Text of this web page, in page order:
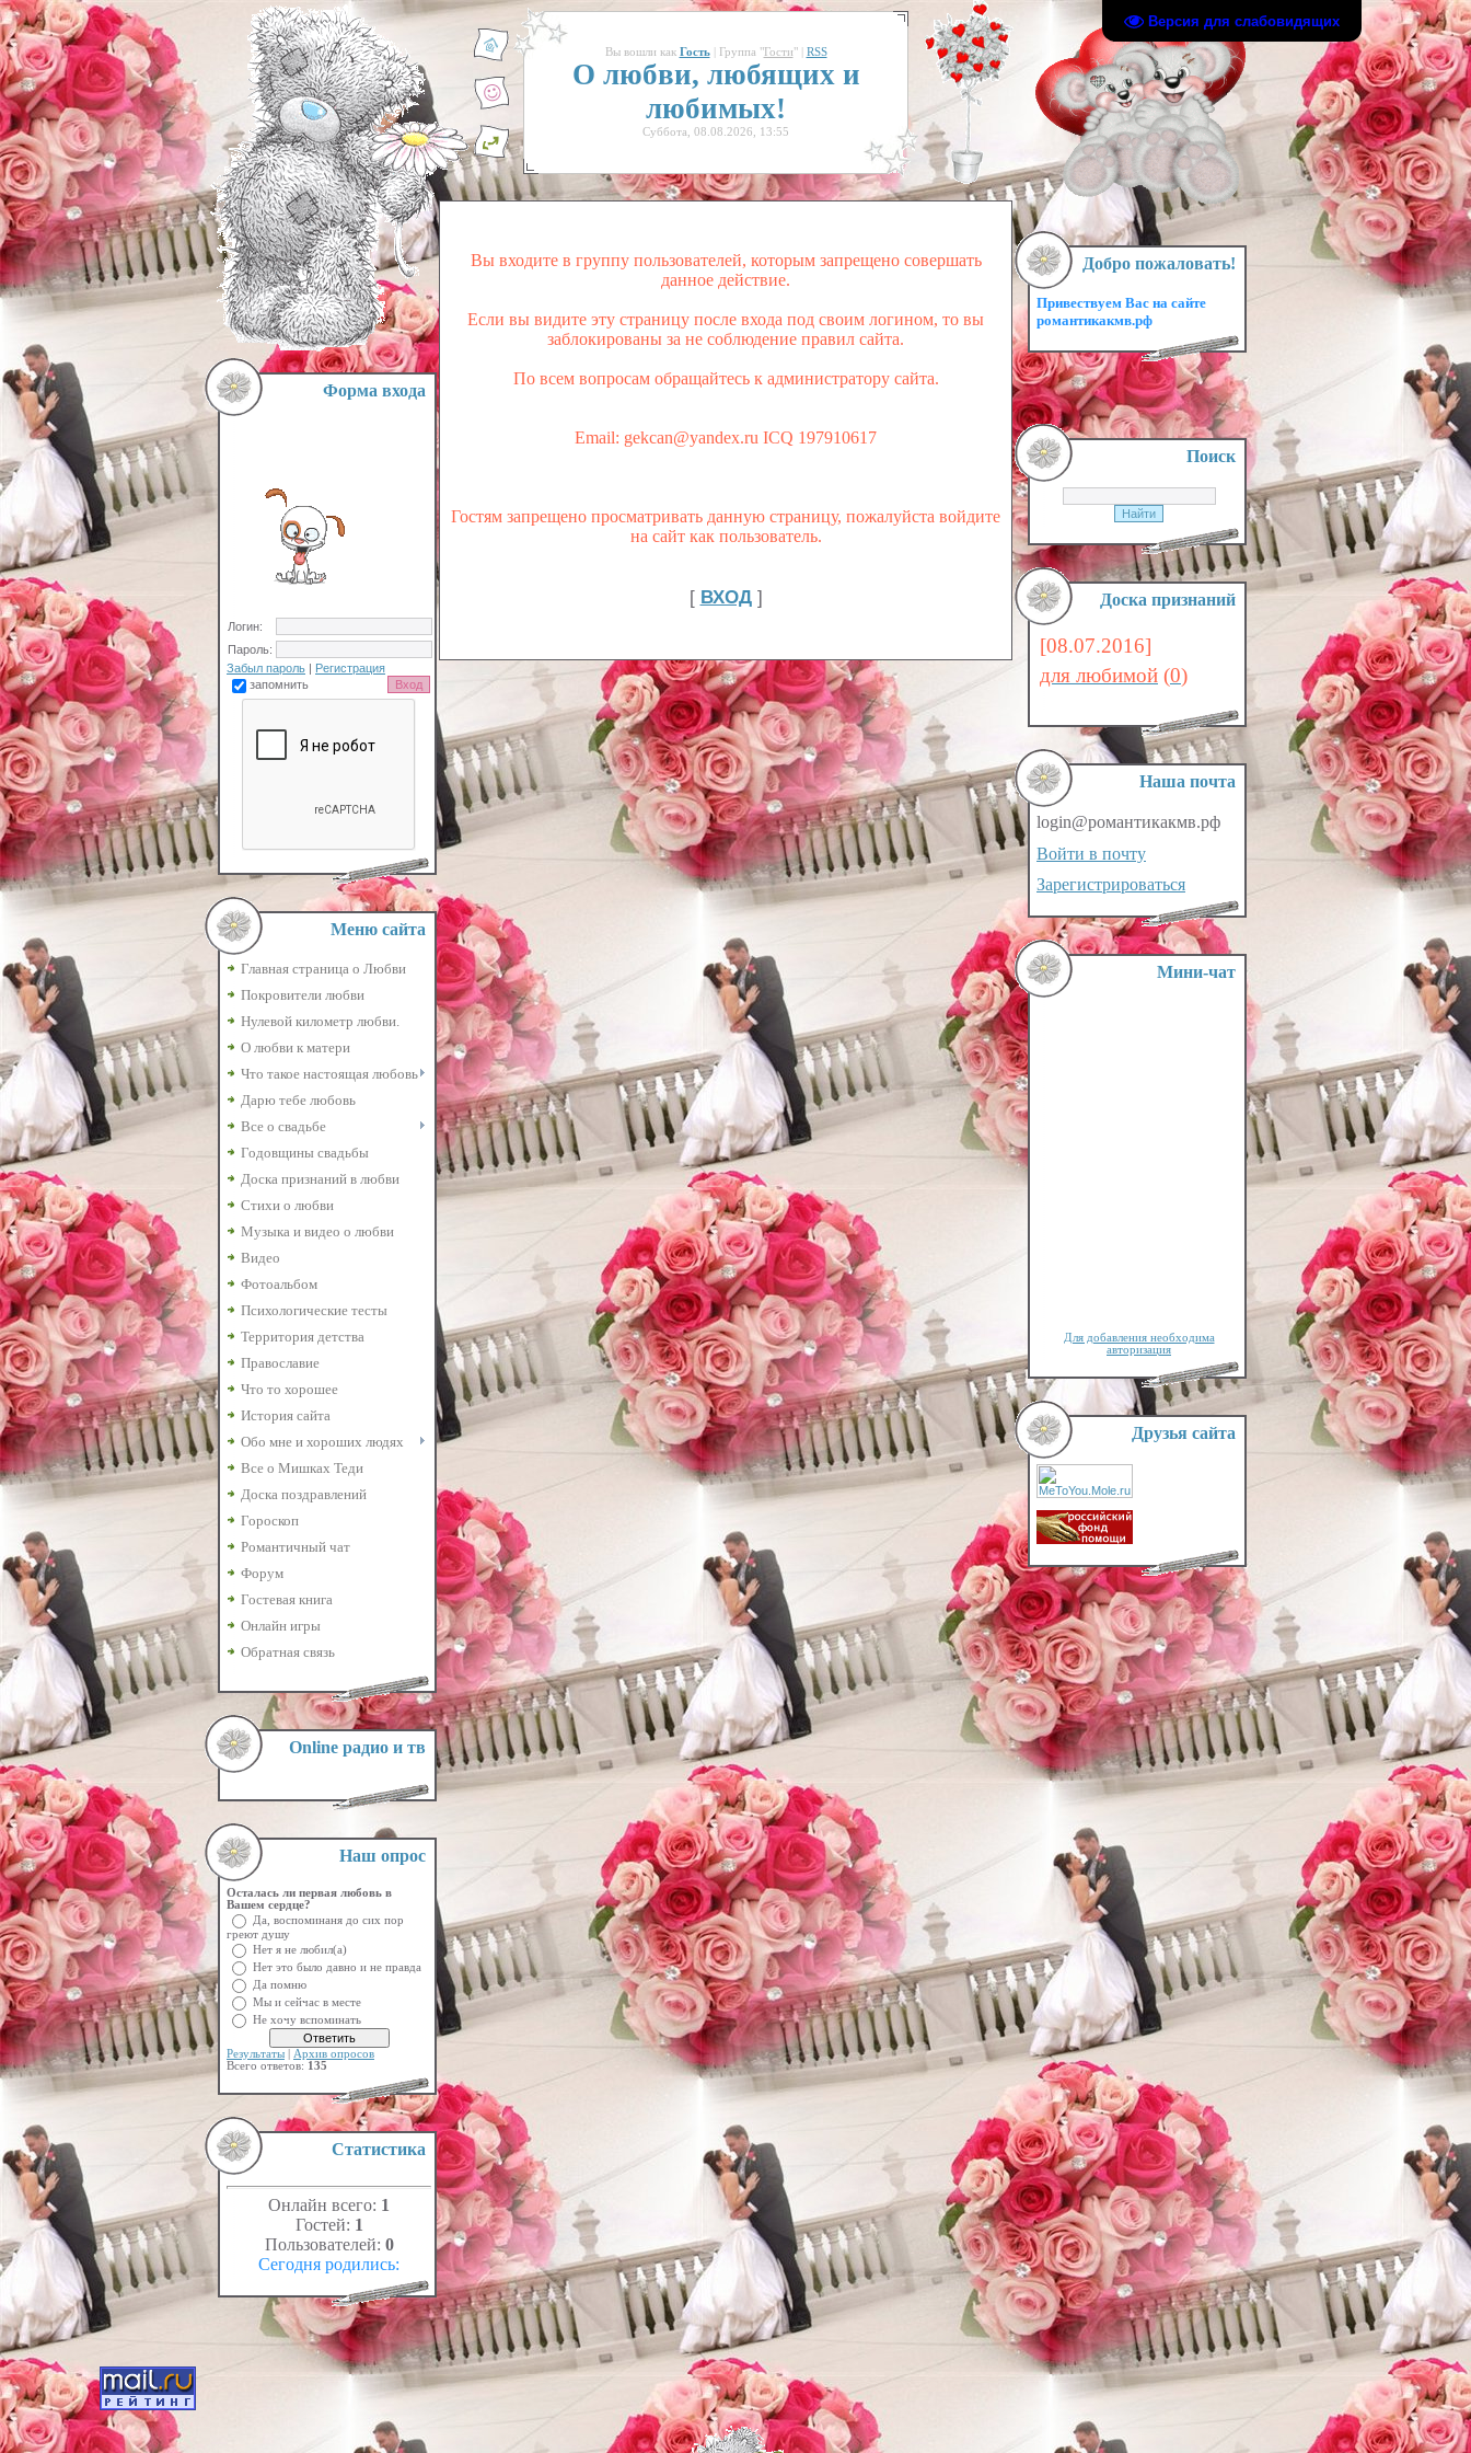
Версия для слабовидящих
Форма входа
Логин:
Пароль:
Забыл пароль | Регистрация
запомнить
Меню сайта
Главная страница о Любви
Покровители любви
Нулевой километр любви.
О любви к матери
Что такое настоящая любовь
Дарю тебе любовь
Все о свадьбе
Годовщины свадьбы
Доска признаний в любви
Стихи о любви
Музыка и видео о любви
Видео
Фотоальбом
Психологические тесты
Территория детства
Православие
Что то хорошее
История сайта
Обо мне и хороших людях
Все о Мишках Теди
Доска поздравлений
Гороскоп
Романтичный чат
Форум
Гостевая книга
Онлайн игры
Обратная связь
Online радио и тв
Наш опрос
Осталась ли первая любовь в
Вашем сердце?
Да, воспоминаня до сих пор
греют душу
Нет я не любил(а)
Нет это было давно и не правда
Да помню
Мы и сейчас в месте
Не хочу вспоминать
Результаты
Архив опросов
Всего ответов: 135
Статистика
Онлайн всего: 1
Гостей: 1
Пользователей: 0
Сегодня родились:
Вы вошли как Гость| Группа "Гости" | RSS
О любви, любящих и
любимых!
Суббота, 08.08.2026, 13:55
Вы входите в группу пользователей, которым запрещено совершать
данное действие.
Если вы видите эту страницу после входа под своим логином, то вы
заблокированы за не соблюдение правил сайта.
По всем вопросам обращайтесь к администратору сайта.
Email: gekcan@yandex.ru ICQ 197910617
Гостям запрещено просматривать данную страницу, пожалуйста войдите
на сайт как пользователь.
[ ВХОД]
Добро пожаловать!
Привествуем Вас на сайте
романтикакмв.рф
Поиск
Доска признаний
[08.07.2016]
для любимой (0)
Наша почта
login@романтикакмв.рф
Войти в почту
Зарегистрироваться
Мини-чат
Для добавления необходима
авторизация
Друзья сайта